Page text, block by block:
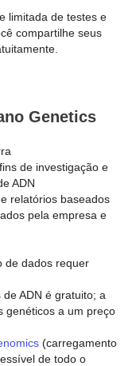
limitada de testes e
compartilhe seus
Genetics
de investigação e
ADN
relatórios baseados
pela empresa e
de dados requer
ADN é gratuito; a
genéticos a um preço
(carregamento
de todo o